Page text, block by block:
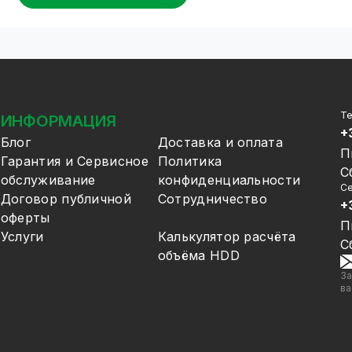
ИНФОРМАЦИЯ
Блог
Доставка и оплата
Гарантия и Сервисное
обслуживание
Политика
конфиденциальности
Договор публичной
оферты
Сотрудничество
Услуги
Калькулятор расчёта
объёма HDD